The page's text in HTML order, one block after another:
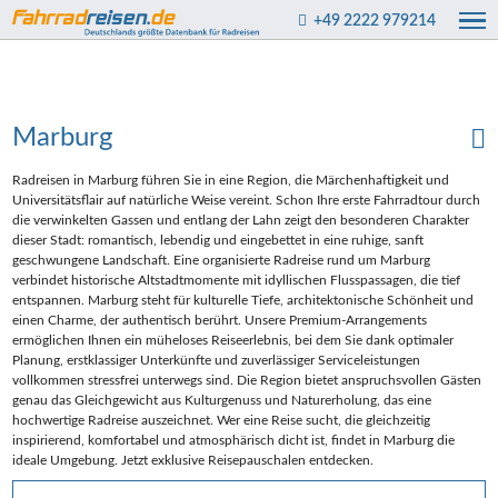
+49 2222 979214
Marburg
Radreisen in Marburg führen Sie in eine Region, die Märchenhaftigkeit und
Universitätsflair auf natürliche Weise vereint. Schon Ihre erste Fahrradtour durch
die verwinkelten Gassen und entlang der Lahn zeigt den besonderen Charakter
dieser Stadt: romantisch, lebendig und eingebettet in eine ruhige, sanft
geschwungene Landschaft. Eine organisierte Radreise rund um Marburg
verbindet historische Altstadtmomente mit idyllischen Flusspassagen, die tief
entspannen. Marburg steht für kulturelle Tiefe, architektonische Schönheit und
einen Charme, der authentisch berührt. Unsere Premium-Arrangements
ermöglichen Ihnen ein müheloses Reiseerlebnis, bei dem Sie dank optimaler
Planung, erstklassiger Unterkünfte und zuverlässiger Serviceleistungen
vollkommen stressfrei unterwegs sind. Die Region bietet anspruchsvollen Gästen
genau das Gleichgewicht aus Kulturgenuss und Naturerholung, das eine
hochwertige Radreise auszeichnet. Wer eine Reise sucht, die gleichzeitig
inspirierend, komfortabel und atmosphärisch dicht ist, findet in Marburg die
ideale Umgebung. Jetzt exklusive Reisepauschalen entdecken.